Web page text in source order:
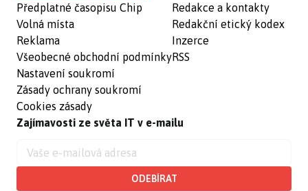
Předplatné časopisu Chip
Volná místa
Reklama
Všeobecné obchodní podmínky
Nastavení soukromí
Zásady ochrany soukromí
Cookies zásady
Redakce a kontakty
Redakční etický kodex
Inzerce
RSS
Zajímavosti ze světa IT v e-mailu
ODEBÍRAT